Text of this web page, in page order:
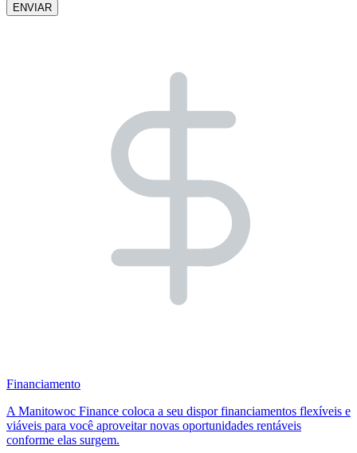
Financiamento
A Manitowoc Finance coloca a seu dispor financiamentos flexíveis e
viáveis para você aproveitar novas oportunidades rentáveis
conforme elas surgem.